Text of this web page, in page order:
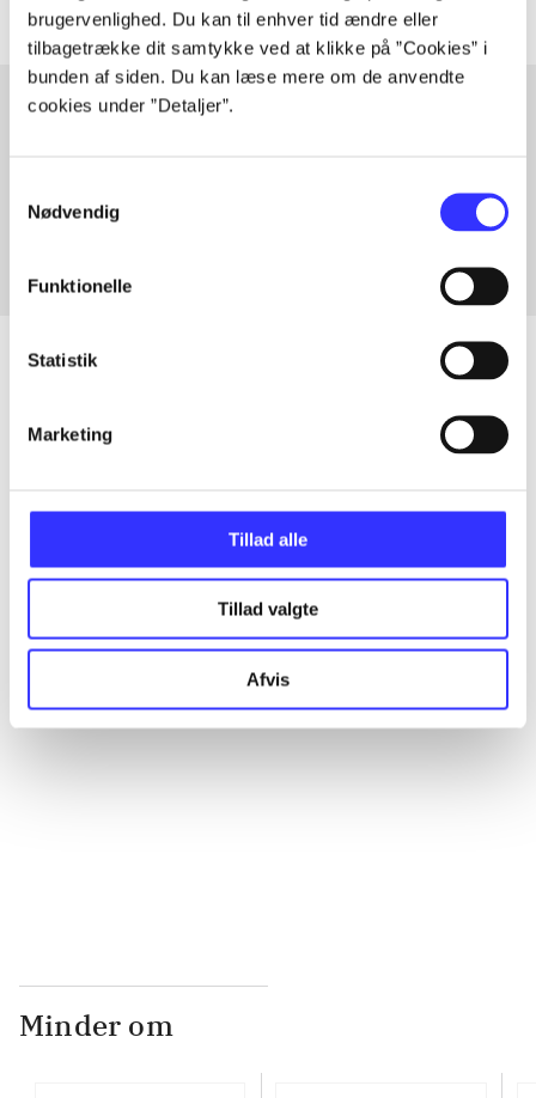
brugervenlighed. Du kan til enhver tid ændre eller
tilbagetrække dit samtykke ved at klikke på ”Cookies” i
bunden af siden. Du kan læse mere om de anvendte
cookies under ”Detaljer”.
Nødvendig
Funktionelle
Statistik
Marketing
Tillad alle
Tillad valgte
Afvis
Artikler
Minder om